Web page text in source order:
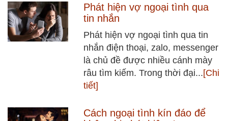
Phát hiện vợ ngoại tình qua
tin nhắn
Phát hiện vợ ngoại tình qua tin
nhắn điện thoại, zalo, messenger
là chủ đề được nhiều cánh mày
râu tìm kiếm. Trong thời đại...[Chi
tiết]
Cách ngoại tình kín đáo để